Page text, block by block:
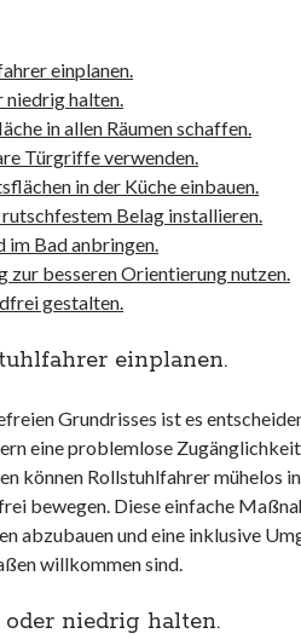
einplanen.
niedrig halten.
in allen Räumen schaffen.
Türgriffe verwenden.
in der Küche einbauen.
Belag installieren.
im Bad anbringen.
zur besseren Orientierung nutzen.
gestalten.
einplanen.
Grundrisses ist es
eine problemlose
können Rollstuhlfahrer mühelos
bewegen. Diese einfache
abzubauen und eine inklusive
willkommen sind.
niedrig halten.